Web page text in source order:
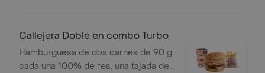
Callejera Doble en combo Turbo
Hamburguesa de dos carnes de 90 g
cada una 100% de res, una tajada de